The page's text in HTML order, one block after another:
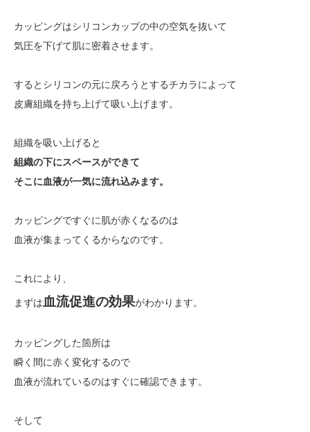
カッピングはシリコンカップの中の空気を抜いて
気圧を下げて肌に密着させます。
するとシリコンの元に戻ろうとするチカラによって
皮膚組織を持ち上げて吸い上げます。
組織を吸い上げると
組織の下にスペースができて
そこに血液が一気に流れ込みます。
カッピングですぐに肌が赤くなるのは
血液が集まってくるからなのです。
これにより、
まずは血流促進の効果がわかります。
カッピングした箇所は
瞬く間に赤く変化するので
血液が流れているのはすぐに確認できます。
そして